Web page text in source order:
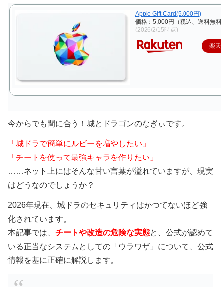
Apple Gift Card(5,000円)
価格：5,000円（税込、送料無
(2026/2/15時点)
楽
今からでも間に合う！城とドラゴンのなぎぃです。
「城ドラで簡単にルビーを増やしたい」
「チートを使って最強キャラを作りたい」
……ネット上にはそんな甘い言葉が溢れていますが、現実
はどうなのでしょうか？
2026年現在、城ドラのセキュリティはかつてないほど強
化されています。
本記事では、 チートや改造の危険な実態と、公式が認めて
いる正当なシステムとしての「ウラワザ」について、公式
情報を基に正確に解説します。